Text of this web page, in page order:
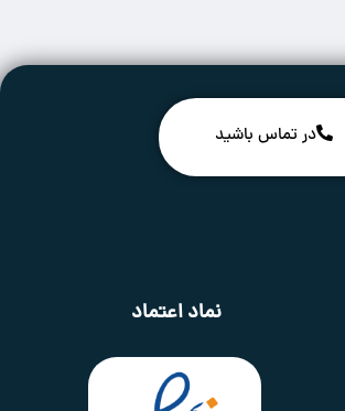
در تماس باشید
نماد اعتماد